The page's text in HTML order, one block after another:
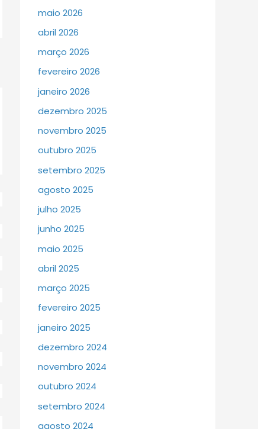
maio 2026
abril 2026
março 2026
fevereiro 2026
janeiro 2026
dezembro 2025
novembro 2025
outubro 2025
setembro 2025
agosto 2025
julho 2025
junho 2025
maio 2025
abril 2025
março 2025
fevereiro 2025
janeiro 2025
dezembro 2024
novembro 2024
outubro 2024
setembro 2024
agosto 2024